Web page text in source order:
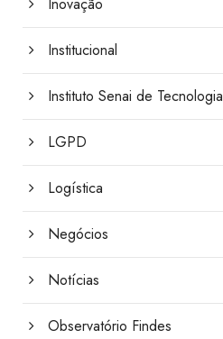
Inovação
Institucional
Instituto Senai de Tecnologia
LGPD
Logística
Negócios
Notícias
Observatório Findes